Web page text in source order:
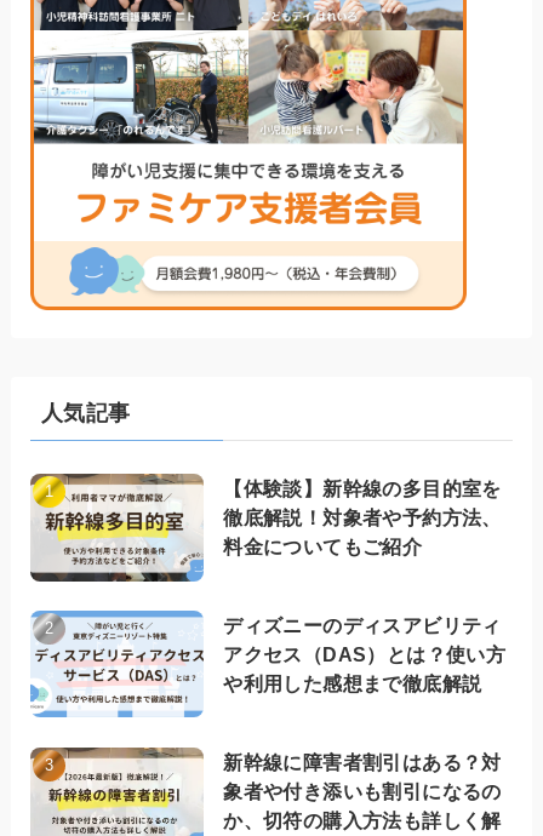
人気記事
【体験談】新幹線の多目的室を
徹底解説！対象者や予約方法、
料金についてもご紹介
ディズニーのディスアビリティ
アクセス（DAS）とは？使い方
や利用した感想まで徹底解説
新幹線に障害者割引はある？対
象者や付き添いも割引になるの
か、切符の購入方法も詳しく解